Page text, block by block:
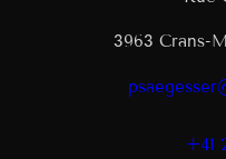
3963 Crans-
+41